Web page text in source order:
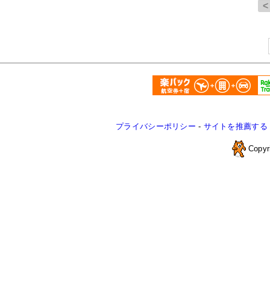
プライバシーポリシー - サイトを推薦する